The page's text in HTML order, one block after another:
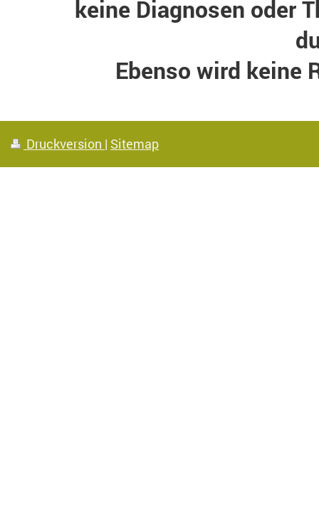
keine Diagnosen oder
Ebenso wird keine
Druckversion | Sitemap